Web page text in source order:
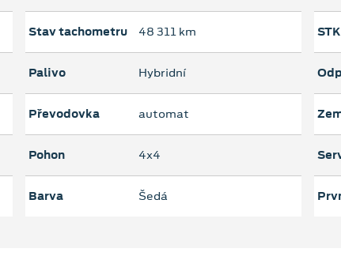
Stav tachometru 48 311 km
Palivo Hybridní
Převodovka automat
Pohon 4x4
Barva Šedá